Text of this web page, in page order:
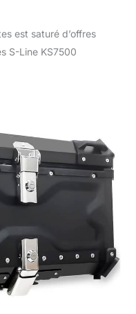
est saturé d’offres
S-Line KS7500